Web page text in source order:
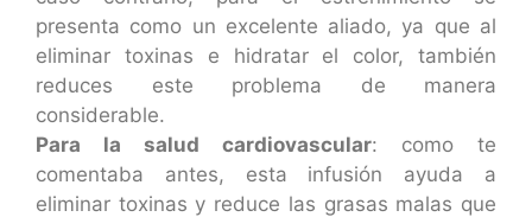
presenta como un excelente aliado, ya que al
eliminar toxinas e hidratar el color, también
reduces este problema de manera
considerable.
Para la salud cardiovascular: como te
comentaba antes, esta infusión ayuda a
eliminar toxinas y reduce las grasas malas que